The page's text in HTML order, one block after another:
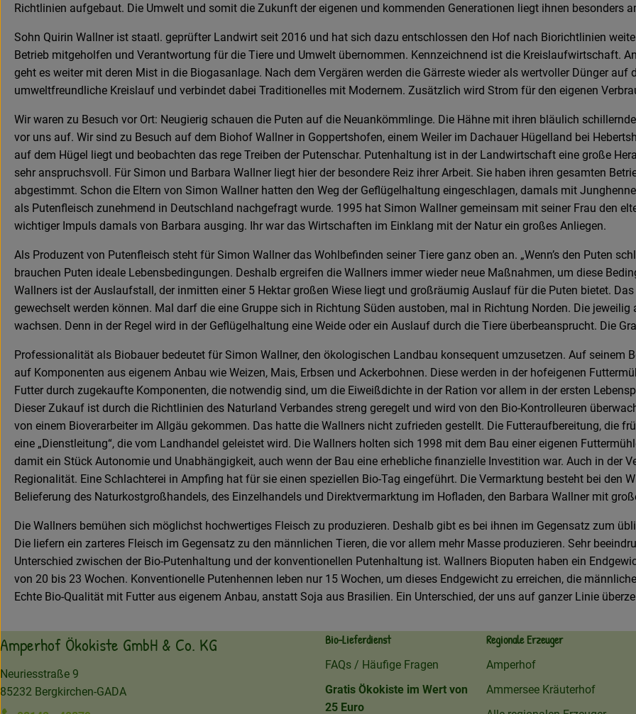
Richtlinien aufgebaut. Die Umwelt und somit die Zukunft der eigenen und kommenden Genera­tionen liegt ihnen besonders
Sohn Quirin Wallner ist staatl. geprüfter Landwirt seit 2016 und hat sich dazu entschlossen den Hof nach Biorichtlinien
Betrieb mitgeholfen und Verantwortung für die Tiere und Umwelt übernommen. Kennzeichnend ist die Kreislaufwirtschaft.
geht es weiter mit deren Mist in die Biogasanlage. Nach dem Vergären werden die Gärreste wieder als wertvoller Dünger
umweltfreundliche Kreislauf und verbindet dabei Traditionelles mit Modernem. Zusätzlich wird Strom für den eigenen
Wir waren zu Besuch vor Ort: Neugierig schauen die Puten auf die Neuankömmlinge. Die Hähne mit ihren bläulich
vor uns auf. Wir sind zu Besuch auf dem Biohof Wallner in Goppertshofen, einem Weiler im Dachauer Hügelland bei
auf dem Hügel liegt und beobachten das rege Treiben der Putenschar. Putenhaltung ist in der Landwirtschaft eine große
sehr anspruchsvoll. Für Simon und Barbara Wallner liegt hier der besondere Reiz ihrer Arbeit. Sie haben ihren gesamten
abgestimmt. Schon die Eltern von Simon Wallner hatten den Weg der Geflügelhaltung eingeschlagen, damals mit
als Putenfleisch zunehmend in Deutschland nachgefragt wurde. 1995 hat Simon Wallner gemeinsam mit seiner Frau den
wichtiger Impuls damals von Barbara ausging. Ihr war das Wirtschaften im Einklang mit der Natur ein großes Anliegen.
Als Produzent von Putenfleisch steht für Simon Wallner das Wohlbefinden seiner Tiere ganz oben an. „Wenn’s den Puten
brauchen Puten ideale Lebensbedingungen. Deshalb ergreifen die Wallners immer wieder neue Maßnahmen, um diese
Wallners ist der Auslaufstall, der inmitten einer 5 Hektar großen Wiese liegt und großräumig Auslauf für die Puten bietet.
gewechselt werden können. Mal darf die eine Gruppe sich in Richtung Süden austoben, mal in Richtung Norden. Die
wachsen. Denn in der Regel wird in der Geflügelhaltung eine Weide oder ein Auslauf durch die Tiere überbeansprucht. Die
Professionalität als Biobauer bedeutet für Simon Wallner, den ökologischen Landbau konsequent umzusetzen. Auf seinem
auf Komponenten aus eigenem Anbau wie Weizen, Mais, Erbsen und Ackerbohnen. Diese werden in der hofeigenen
Futter durch zugekaufte Komponenten, die notwendig sind, um die Eiweißdichte in der Ration vor allem in der ersten
Dieser Zukauf ist durch die Richtlinien des Naturland Verbandes streng geregelt und wird von den Bio-Kontrolleuren
von einem Bioverarbeiter im Allgäu gekommen. Das hatte die Wallners nicht zufrieden gestellt. Die Futteraufbereitung, die
eine „Dienstleitung“, die vom Landhandel geleistet wird. Die Wallners holten sich 1998 mit dem Bau einer eigenen
damit ein Stück Autonomie und Unabhängigkeit, auch wenn der Bau eine erhebliche finanzielle Investition war. Auch in der
Regionalität. Eine Schlachterei in Ampfing hat für sie einen speziellen Bio-Tag eingeführt. Die Vermarktung besteht bei den
Belieferung des Naturkostgroßhandels, des Einzelhandels und Direktvermarktung im Hofladen, den Barbara Wallner mit
Die Wallners bemühen sich möglichst hochwertiges Fleisch zu produzieren. Deshalb gibt es bei ihnen im Gegensatz zum
Die liefern ein zarteres Fleisch im Gegensatz zu den männlichen Tieren, die vor allem mehr Masse produzieren. Sehr
Unterschied zwischen der Bio-Putenhaltung und der konventionellen Putenhaltung ist. Wallners Bioputen haben ein
von 20 bis 23 Wochen. Konventionelle Putenhennen leben nur 15 Wochen, um dieses Endgewicht zu erreichen, die
Echte Bio-Qualität mit Futter aus eigenem Anbau, anstatt Soja aus Brasilien. Ein Unterschied, der uns auf ganzer Linie
Amperhof Ökokiste GmbH & Co. KG
Neuriesstraße 9
85232 Bergkirchen-GADA
Bio-Lieferdienst
FAQs / Häufige Fragen
Gratis Ökokiste im Wert von
25 Euro
Regionale Erzeuger
Amperhof
Ammersee Kräuterhof